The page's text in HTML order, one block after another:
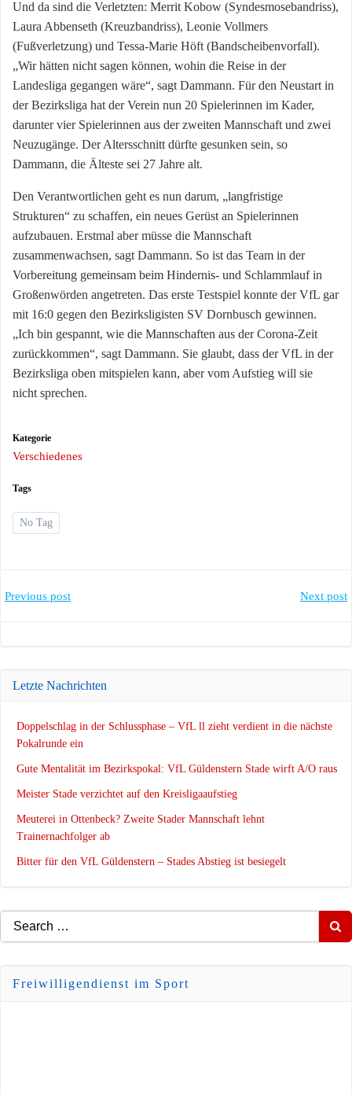
Und da sind die Verletzten: Merrit Kobow (Syndesmosebandriss),
Laura Abbenseth (Kreuzbandriss), Leonie Vollmers
(Fußverletzung) und Tessa-Marie Höft (Bandscheibenvorfall).
„Wir hätten nicht sagen können, wohin die Reise in der
Landesliga gegangen wäre“, sagt Dammann. Für den Neustart in
der Bezirksliga hat der Verein nun 20 Spielerinnen im Kader,
darunter vier Spielerinnen aus der zweiten Mannschaft und zwei
Neuzugänge. Der Altersschnitt dürfte gesunken sein, so
Dammann, die Älteste sei 27 Jahre alt.
Den Verantwortlichen geht es nun darum, „langfristige
Strukturen“ zu schaffen, ein neues Gerüst an Spielerinnen
aufzubauen. Erstmal aber müsse die Mannschaft
zusammenwachsen, sagt Dammann. So ist das Team in der
Vorbereitung gemeinsam beim Hindernis- und Schlammlauf in
Großenwörden angetreten. Das erste Testspiel konnte der VfL gar
mit 16:0 gegen den Bezirksligisten SV Dornbusch gewinnen.
„Ich bin gespannt, wie die Mannschaften aus der Corona-Zeit
zurückkommen“, sagt Dammann. Sie glaubt, dass der VfL in der
Bezirksliga oben mitspielen kann, aber vom Aufstieg will sie
nicht sprechen.
Kategorie
Verschiedenes
Tags
No Tag
Post
Previous post Next post
Letzte Nachrichten
Doppelschlag in der Schlussphase – VfL ll zieht verdient in die nächste
Pokalrunde ein
Gute Mentalität im Bezirkspokal: VfL Güldenstern Stade wirft A/O raus
Meister Stade verzichtet auf den Kreisligaaufstieg
Meuterei in Ottenbeck? Zweite Stader Mannschaft lehnt
Trainernachfolger ab
Bitter für den VfL Güldenstern – Stades Abstieg ist besiegelt
Search
for:
Freiwilligendienst im Sport